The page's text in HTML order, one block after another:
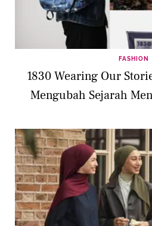
FASHION
1830 Wearing Our
Mengubah Sejarah